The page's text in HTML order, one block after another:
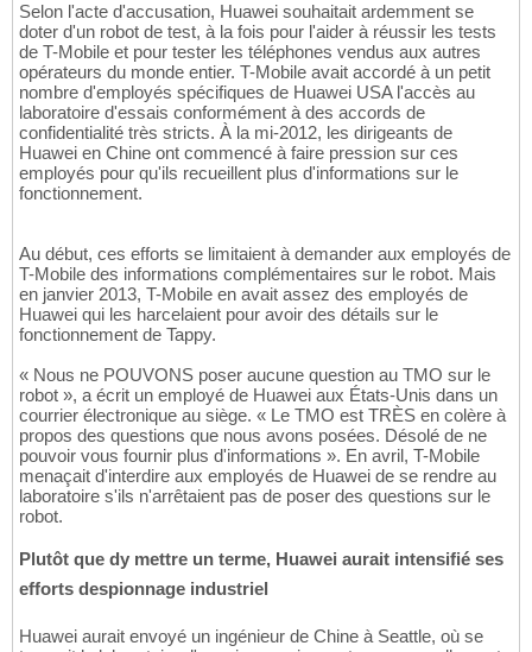
Selon l'acte d'accusation, Huawei souhaitait ardemment se
doter d'un robot de test, à la fois pour l'aider à réussir les tests
de T-Mobile et pour tester les téléphones vendus aux autres
opérateurs du monde entier. T-Mobile avait accordé à un petit
nombre d'employés spécifiques de Huawei USA l'accès au
laboratoire d'essais conformément à des accords de
confidentialité très stricts. À la mi-2012, les dirigeants de
Huawei en Chine ont commencé à faire pression sur ces
employés pour qu'ils recueillent plus d'informations sur le
fonctionnement.
Au début, ces efforts se limitaient à demander aux employés de
T-Mobile des informations complémentaires sur le robot. Mais
en janvier 2013, T-Mobile en avait assez des employés de
Huawei qui les harcelaient pour avoir des détails sur le
fonctionnement de Tappy.
« Nous ne POUVONS poser aucune question au TMO sur le
robot », a écrit un employé de Huawei aux États-Unis dans un
courrier électronique au siège. « Le TMO est TRÈS en colère à
propos des questions que nous avons posées. Désolé de ne
pouvoir vous fournir plus d'informations ». En avril, T-Mobile
menaçait d'interdire aux employés de Huawei de se rendre au
laboratoire s'ils n'arrêtaient pas de poser des questions sur le
robot.
Plutôt que dy mettre un terme, Huawei aurait intensifié ses
efforts despionnage industriel
Huawei aurait envoyé un ingénieur de Chine à Seattle, où se